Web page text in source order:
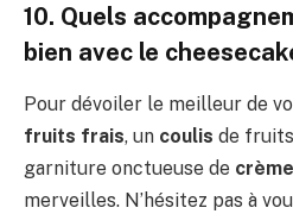
10. Quels
bien avec le
Pour dévoiler le meilleur de
fruits frais, un coulis de
garniture onctueuse de
merveilles. N’hésitez pas à